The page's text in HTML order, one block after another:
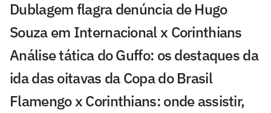
Dublagem flagra denúncia de Hugo
Souza em Internacional x Corinthians
Análise tática do Guffo: os destaques da
ida das oitavas da Copa do Brasil
Flamengo x Corinthians: onde assistir,